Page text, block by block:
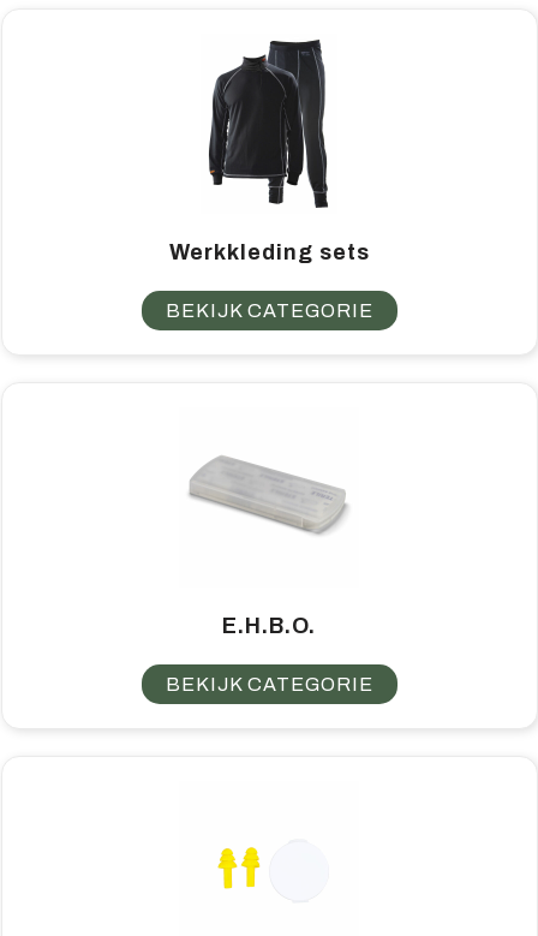
Werkkleding sets
BEKIJK CATEGORIE
E.H.B.O.
BEKIJK CATEGORIE